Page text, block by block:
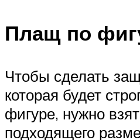
Плащ по
Чтобы сделать
которая будет
фигуре, нужно
подходящего